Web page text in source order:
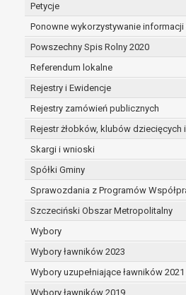
Petycje
Ponowne wykorzystywanie
Powszechny Spis Rolny 2020
Referendum lokalne
Rejestry i Ewidencje
Rejestry zamówień publicznych
Rejestr żłobków, klubów
Skargi i wnioski
Spółki Gminy
Sprawozdania z Programów
Szczeciński Obszar Metropolitalny
Wybory
Wybory ławników 2023
Wybory uzupełniające ławników 2021
Wybory ławników 2019
prawo do żądania
osobowych (tzw.
zapomnianym) na
w przypadku gdy:
dane nie są już
dla których były
sposób
osoba, której
sprzeciw wobec
danych
zgodę na
osobowych,
przetwarzania
danych,
dane osobowe
niezgodnie z